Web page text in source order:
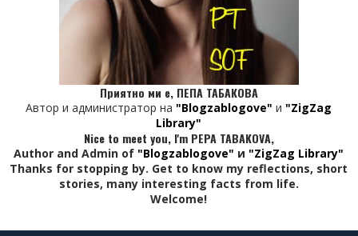
Приятно ми е, ПЕПА ТАБАКОВА
Автор и администратор на "Blogzablogove" и "ZigZag
Library"
Nice to meet you, I'm PEPA TABAKOVA,
Author and Admin of "Blogzablogove" и "ZigZag Library"
Thanks for stopping by. Get to know my reflections, short
stories, many interesting facts from life.
Welcome!